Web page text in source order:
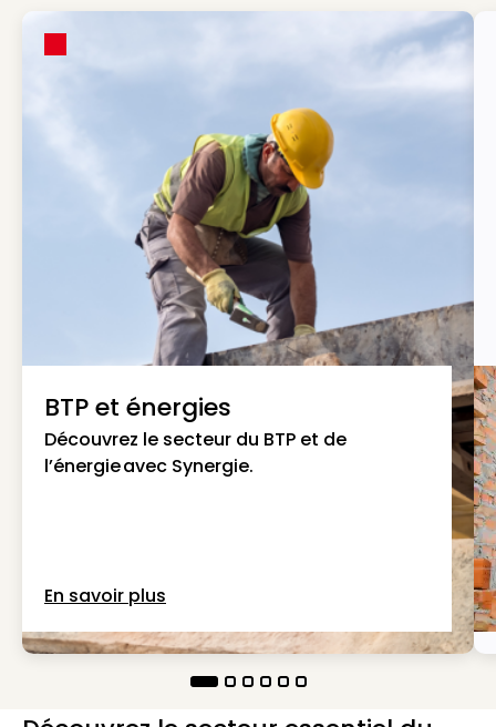
BTP et énergies
Découvrez le secteur du BTP et de
l’énergie avec Synergie.
En savoir plus